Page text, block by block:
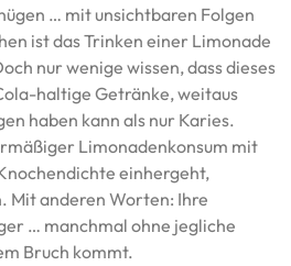
… mit unsichtbaren Folgen
ist das Trinken einer Limonade
nur wenige wissen, dass dieses
haltige Getränke, weitaus
haben kann als nur Karies.
Limonadenkonsum mit
einhergeht,
Mit anderen Worten: Ihre
… manchmal ohne jegliche
Bruch kommt.